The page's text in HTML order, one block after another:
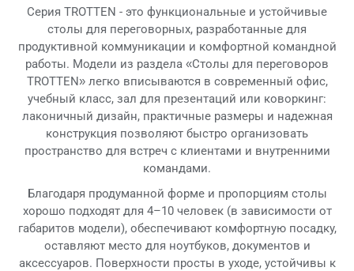
Серия TROTTEN - это функциональные и устойчивые
столы для переговорных, разработанные для
продуктивной коммуникации и комфортной командной
работы. Модели из раздела «Столы для переговоров
TROTTEN» легко вписываются в современный офис,
учебный класс, зал для презентаций или коворкинг:
лаконичный дизайн, практичные размеры и надежная
конструкция позволяют быстро организовать
пространство для встреч с клиентами и внутренними
командами.
Благодаря продуманной форме и пропорциям столы
хорошо подходят для 4–10 человек (в зависимости от
габаритов модели), обеспечивают комфортную посадку,
оставляют место для ноутбуков, документов и
аксессуаров. Поверхности просты в уходе, устойчивы к